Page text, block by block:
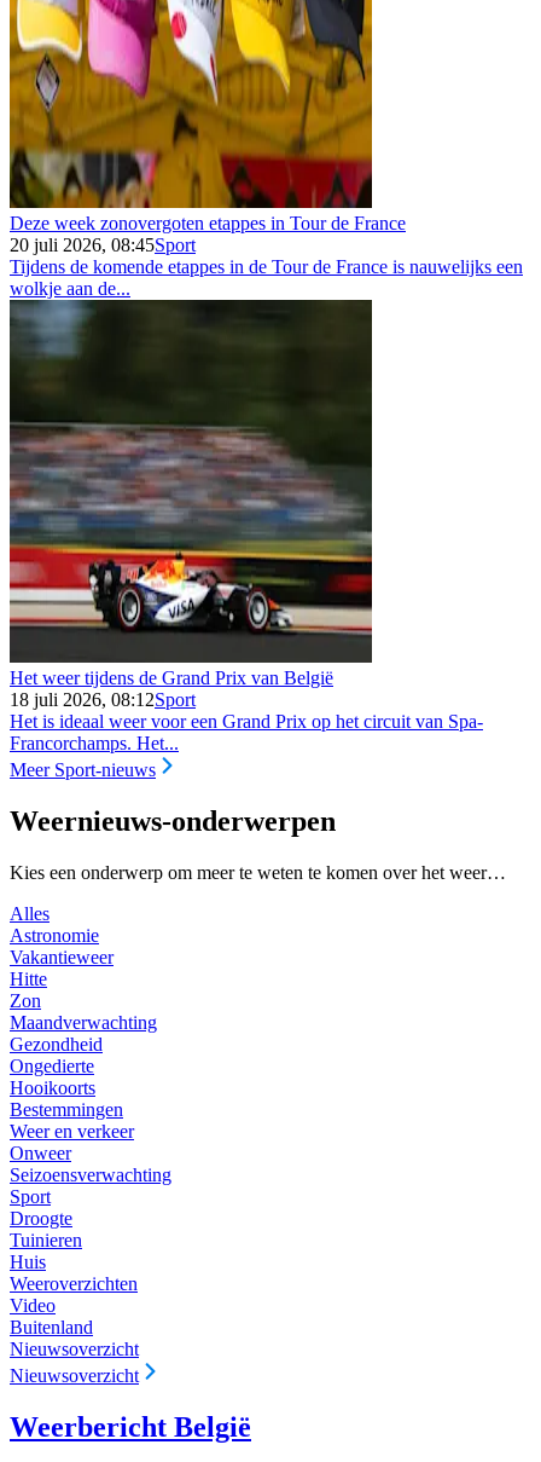
Deze week zonovergoten etappes in Tour de France
20 juli 2026, 08:45Sport
Tijdens de komende etappes in de Tour de France is nauwelijks een
wolkje aan de...
Het weer tijdens de Grand Prix van België
18 juli 2026, 08:12Sport
Het is ideaal weer voor een Grand Prix op het circuit van Spa-
Francorchamps. Het...
Meer Sport-nieuws
Weernieuws-onderwerpen
Kies een onderwerp om meer te weten te komen over het weer…
Alles
Astronomie
Vakantieweer
Hitte
Zon
Maandverwachting
Gezondheid
Ongedierte
Hooikoorts
Bestemmingen
Weer en verkeer
Onweer
Seizoensverwachting
Sport
Droogte
Tuinieren
Huis
Weeroverzichten
Video
Buitenland
Nieuwsoverzicht
Nieuwsoverzicht
Weerbericht België